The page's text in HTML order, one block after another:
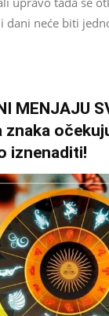
dani neće biti
MENJAJU
iznenaditi!